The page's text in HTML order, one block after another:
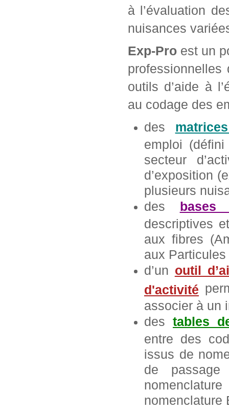
à l’évaluation
nuisances
Exp-Pro est un
outils d’aide à
au codage des
des
emploi (défini
secteur
d’exposition
plusieurs
des bases
descriptives
aux fibres
aux
d’un outil
d'activité
associer à un
des tables
entre des
issus de
de
nomenclature